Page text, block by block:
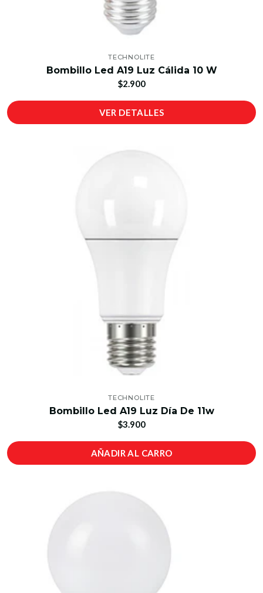
TECHNOLITE
Bombillo Led A19 Luz Cálida 10 W
$2.900
VER DETALLES
TECHNOLITE
Bombillo Led A19 Luz Día De 11w
$3.900
AÑADIR AL CARRO